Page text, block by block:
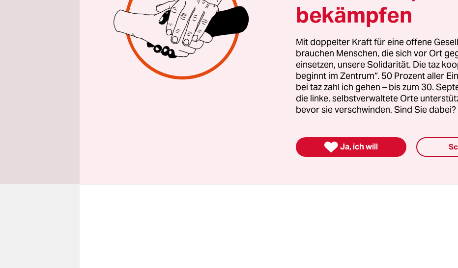
Corinne Diacre, die seit 2017 Cheftrainerin ist, bei der WM 2019
Viertel- und bei der EM 2022 das Halbfinale erreichte, wird ein
autoritärer Führungsstil vorgeworfen. Geschützt wurde sie von
bisherigen Präsidenten des Verbands FFF,Noël Le Graët, der
wegen des Vorwurfs des Mobbings und der sexualisierten
bekämpfen
Mit doppelter Kraft für eine offene
brauchen Menschen, die sich vor Ort
einsetzen, unsere Solidarität. Die taz
beginnt im Zentrum“. 50 Prozent aller
bei taz zahl ich gehen – bis zum 30.
die linke, selbstverwaltete Orte
bevor sie verschwinden. Sind Sie dabei?
 Ja, ich will